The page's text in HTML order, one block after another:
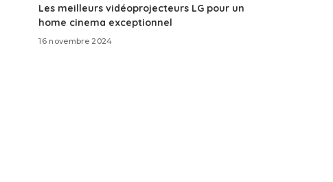
Les meilleurs vidéoprojecteurs LG pour un
home cinema exceptionnel
16 novembre 2024